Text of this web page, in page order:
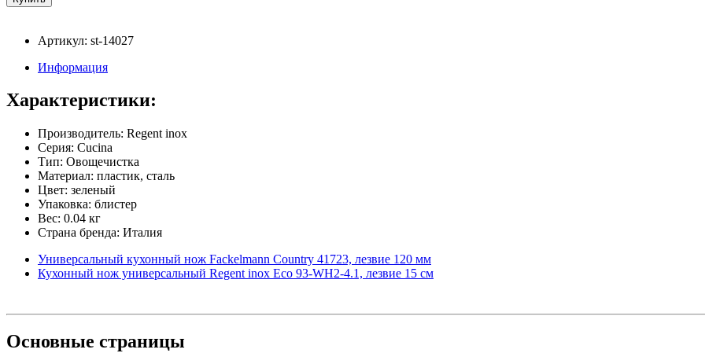
Артикул: st-14027
Информация
Характеристики:
Производитель: Regent inox
Серия: Cucina
Тип: Овощечистка
Материал: пластик, сталь
Цвет: зеленый
Упаковка: блистер
Вес: 0.04 кг
Страна бренда: Италия
Универсальный кухонный нож Fackelmann Country 41723, лезвие 120 мм
Кухонный нож универсальный Regent inox Eco 93-WH2-4.1, лезвие 15 см
Основные страницы